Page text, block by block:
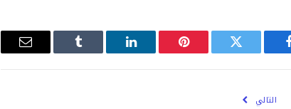
فيسبوك تويتر بينتيريستلينكدإن Tumblr البريد
التالي